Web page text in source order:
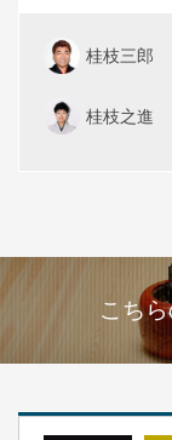
桂枝三郎
桂枝之進
こち